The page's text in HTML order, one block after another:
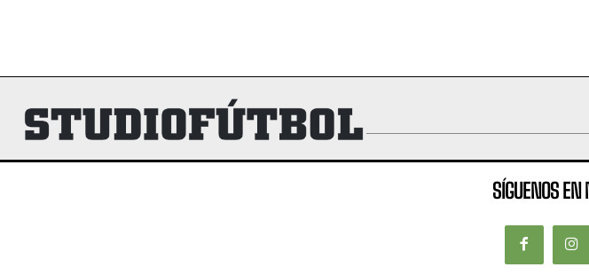
SÍGUENOS EN